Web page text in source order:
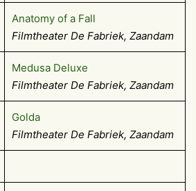
Anatomy of a Fall
Filmtheater De Fabriek, Zaandam
Medusa Deluxe
Filmtheater De Fabriek, Zaandam
Golda
Filmtheater De Fabriek, Zaandam